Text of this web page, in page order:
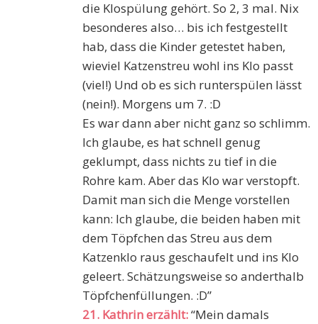
die Klospülung gehört. So 2, 3 mal. Nix
besonderes also… bis ich festgestellt
hab, dass die Kinder getestet haben,
wieviel Katzenstreu wohl ins Klo passt
(viel!) Und ob es sich runterspülen lässt
(nein!). Morgens um 7. :D
Es war dann aber nicht ganz so schlimm.
Ich glaube, es hat schnell genug
geklumpt, dass nichts zu tief in die
Rohre kam. Aber das Klo war verstopft.
Damit man sich die Menge vorstellen
kann: Ich glaube, die beiden haben mit
dem Töpfchen das Streu aus dem
Katzenklo raus geschaufelt und ins Klo
geleert. Schätzungsweise so anderthalb
Töpfchenfüllungen. :D”
21. Kathrin erzählt:“Mein damals